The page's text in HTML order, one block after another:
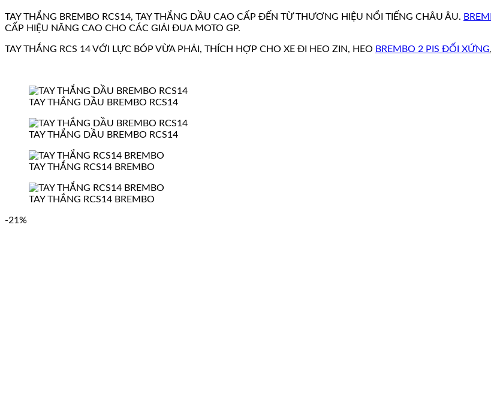
TAY THẮNG BREMBO RCS14, TAY THẮNG DẦU CAO CẤP ĐẾN TỪ THƯƠNG HIỆU NỔI TIẾNG CHÂU ÂU.
CẤP HIỆU NĂNG CAO CHO CÁC GIẢI ĐUA MOTO GP.
TAY THẮNG RCS 14 VỚI LỰC BÓP VỪA PHẢI, THÍCH HỢP CHO XE ĐI HEO ZIN, HEO BREMBO 2 PIS ĐỐI XỨNG
TAY THẮNG DẦU BREMBO RCS14
TAY THẮNG DẦU BREMBO RCS14
TAY THẮNG RCS14 BREMBO
TAY THẮNG RCS14 BREMBO
-21%